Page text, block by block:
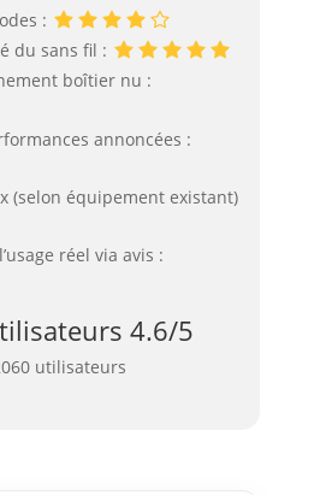
:
du sans fil :
boîtier nu :
annoncées :
(selon équipement existant)
réel via avis :
4.6/5
utilisateurs